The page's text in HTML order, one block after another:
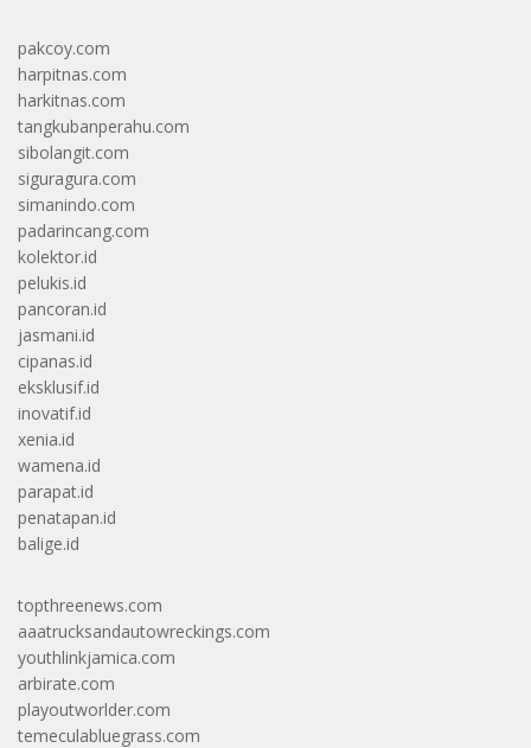
pakcoy.com
harpitnas.com
harkitnas.com
tangkubanperahu.com
sibolangit.com
siguragura.com
simanindo.com
padarincang.com
kolektor.id
pelukis.id
pancoran.id
jasmani.id
cipanas.id
eksklusif.id
inovatif.id
xenia.id
wamena.id
parapat.id
penatapan.id
balige.id
topthreenews.com
aaatrucksandautowreckings.com
youthlinkjamica.com
arbirate.com
playoutworlder.com
temeculabluegrass.com